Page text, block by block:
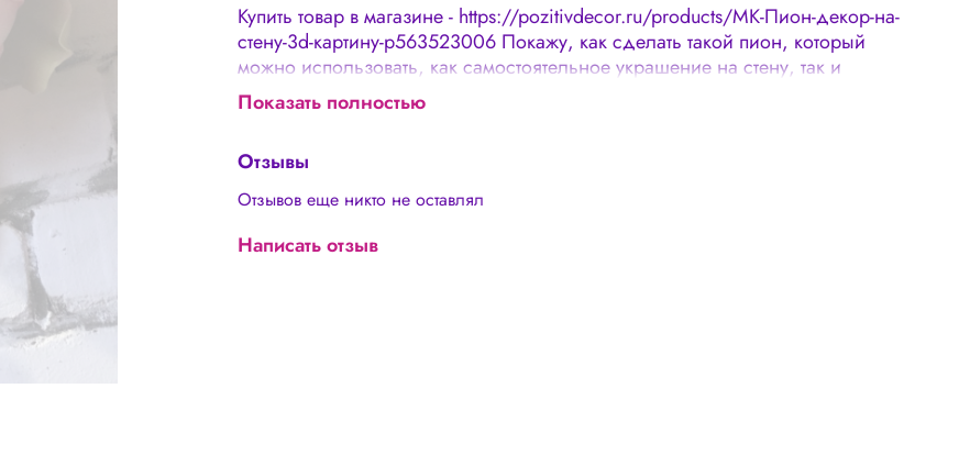
Купить товар в магазине - https://pozitivdecor.ru/products/МК-Пион-декор-на-
стену-3d-картину-p563523006 Покажу, как сделать такой пион, который
можно использовать, как самостоятельное украшение на стену, так и
элемент 3d картины. Мастер-класс в видеоформате. Поддержка в группе
What’s app – 24/7
Показать полностью
Отзывы
Отзывов еще никто не оставлял
Написать отзыв